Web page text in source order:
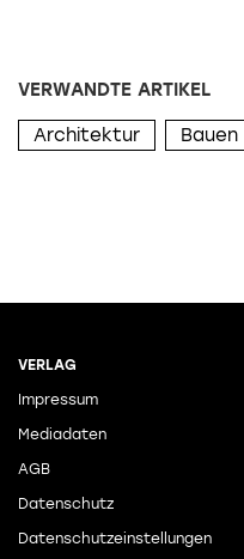
VERWANDTE ARTIKEL
Architektur Bauen
VERLAG
Impressum
Mediadaten
AGB
Datenschutz
Datenschutzeinstellungen